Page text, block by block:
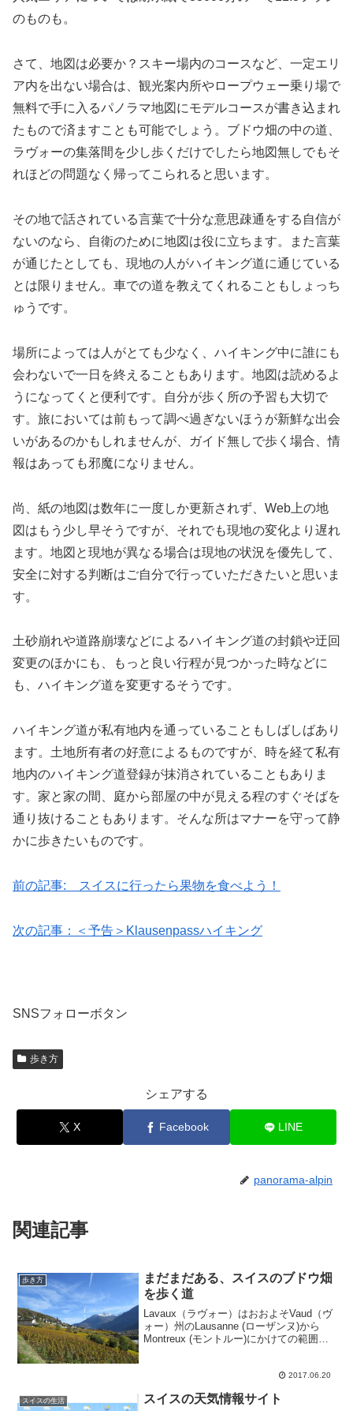
のものも。
さて、地図は必要か？スキー場内のコースなど、一定エリ
ア内を出ない場合は、観光案内所やロープウェー乗り場で
無料で手に入るパノラマ地図にモデルコースが書き込まれ
たもので済ますことも可能でしょう。ブドウ畑の中の道、
ラヴォーの集落間を少し歩くだけでしたら地図無しでもそ
れほどの問題なく帰ってこられると思います。
その地で話されている言葉で十分な意思疎通をする自信が
ないのなら、自衛のために地図は役に立ちます。また言葉
が通じたとしても、現地の人がハイキング道に通じている
とは限りません。車での道を教えてくれることもしょっち
ゅうです。
場所によっては人がとても少なく、ハイキング中に誰にも
会わないで一日を終えることもあります。地図は読めるよ
うになってくと便利です。自分が歩く所の予習も大切で
す。旅においては前もって調べ過ぎないほうが新鮮な出会
いがあるのかもしれませんが、ガイド無しで歩く場合、情
報はあっても邪魔になりません。
尚、紙の地図は数年に一度しか更新されず、Web上の地
図はもう少し早そうですが、それでも現地の変化より遅れ
ます。地図と現地が異なる場合は現地の状況を優先して、
安全に対する判断はご自分で行っていただきたいと思いま
す。
土砂崩れや道路崩壊などによるハイキング道の封鎖や迂回
変更のほかにも、もっと良い行程が見つかった時などに
も、ハイキング道を変更するそうです。
ハイキング道が私有地内を通っていることもしばしばあり
ます。土地所有者の好意によるものですが、時を経て私有
地内のハイキング道登録が抹消されていることもありま
す。家と家の間、庭から部屋の中が見える程のすぐそばを
通り抜けることもあります。そんな所はマナーを守って静
かに歩きたいものです。
前の記事: スイスに行ったら果物を食べよう！
次の記事：＜予告＞Klausenpassハイキング
SNSフォローボタン
歩き方
シェアする
X Facebook LINE
panorama-alpin
関連記事
歩き方
まだまだある、スイスのブドウ畑
を歩く道
Lavaux（ラヴォー）はおおよそVaud（ヴ
ォー）州のLausanne (ローザンヌ)から
Montreux (モントルー)にかけての範囲と
2017.06.20
スイスの生活 スイスの天気情報サイト